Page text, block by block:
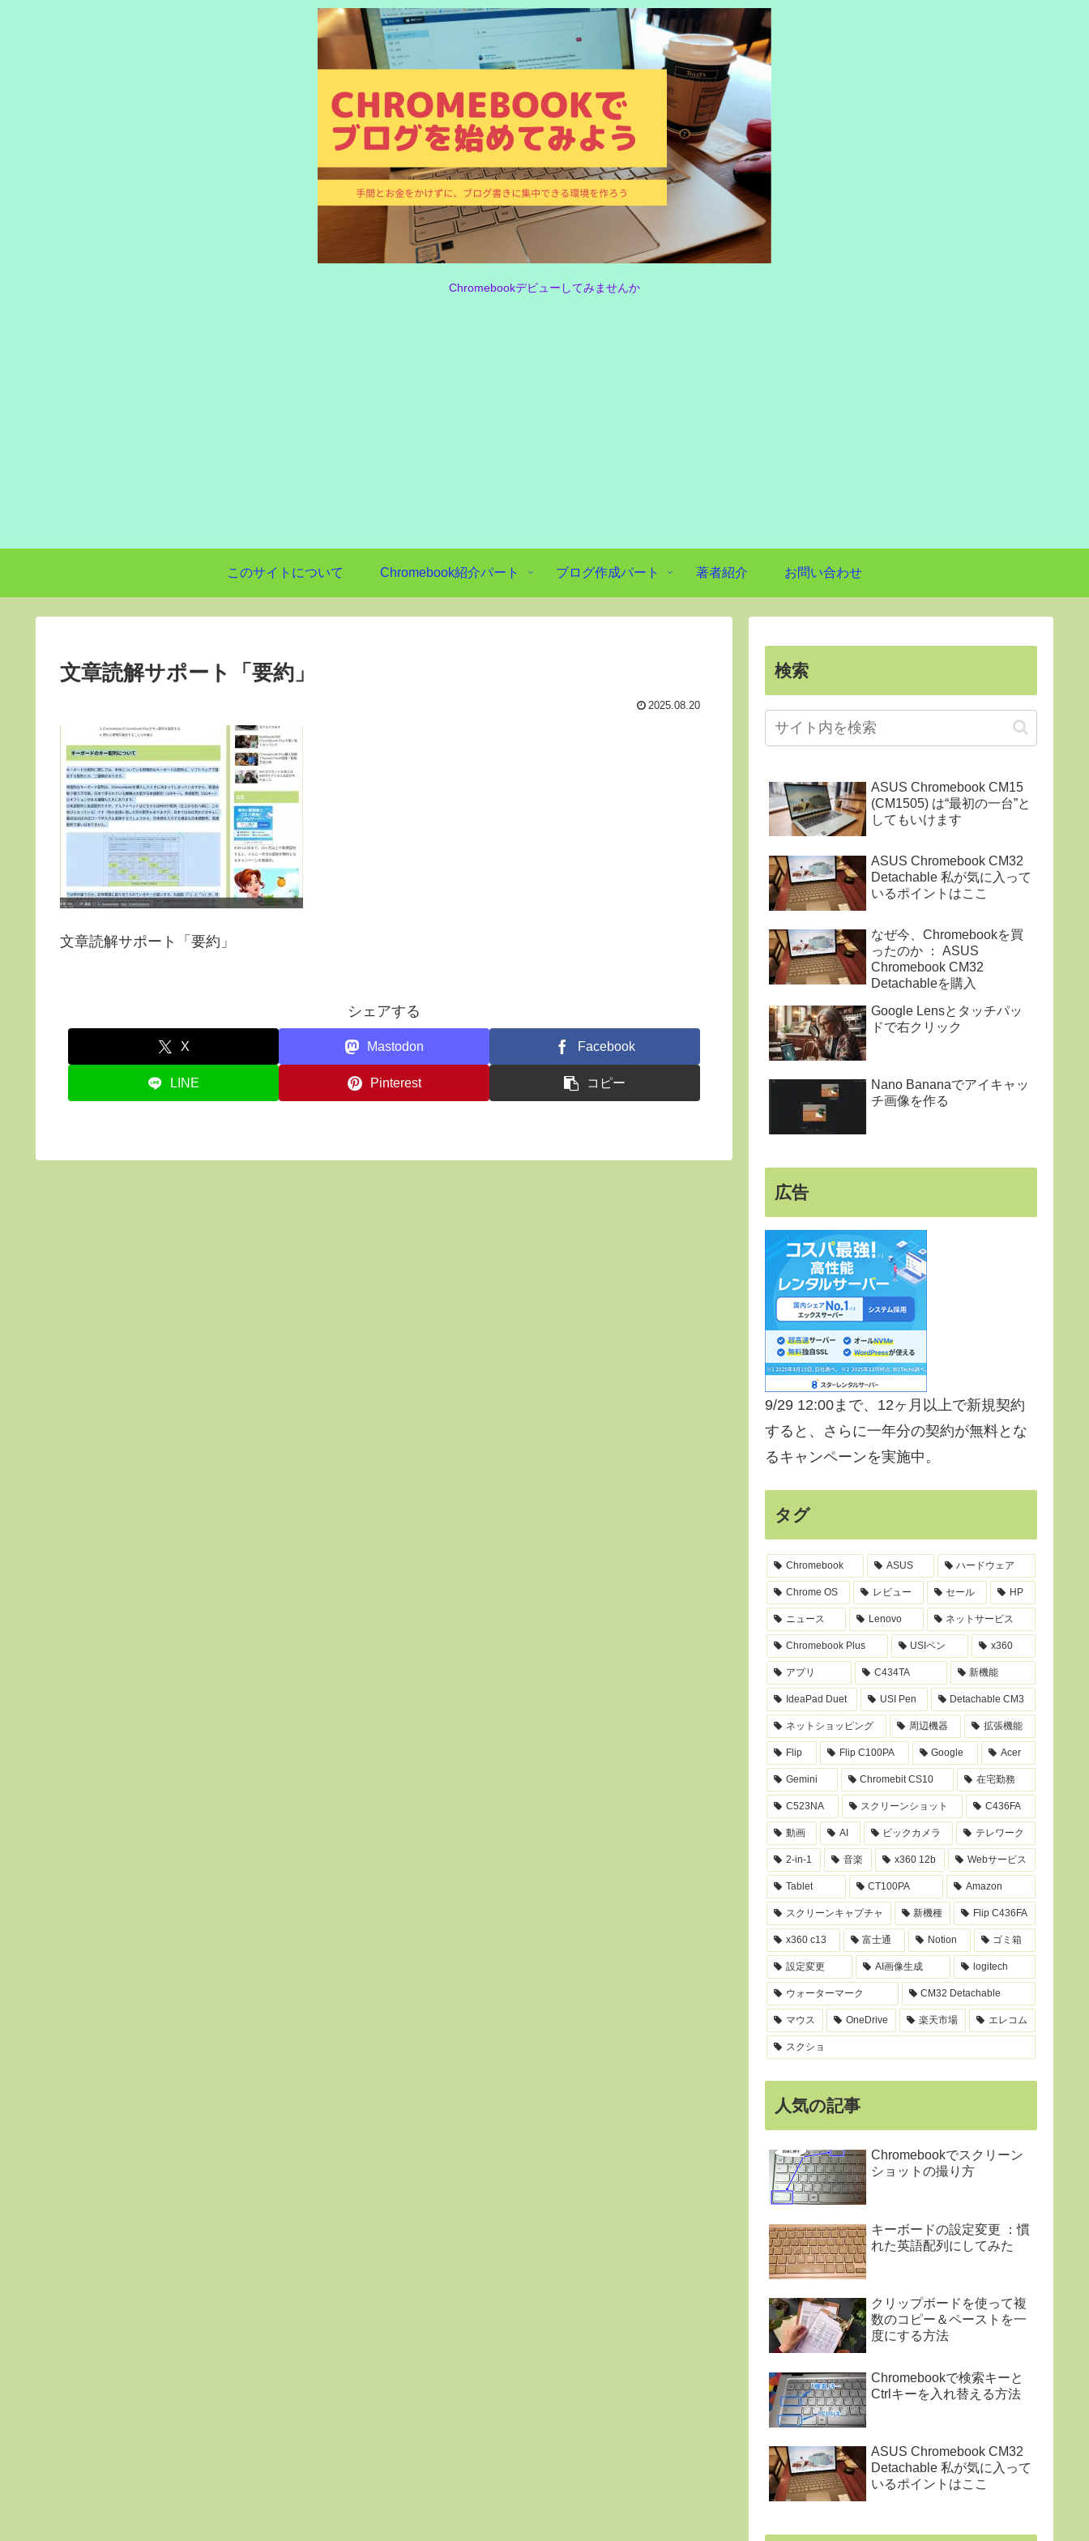
Chromebookデビューしてみませんか
このサイトについて Chromebook紹介パート ブログ作成パート 著者紹介 お問い合わせ
文章読解サポート「要約」
2025.08.20
文章読解サポート「要約」
シェアする
X Mastodon Facebook
LINE Pinterest コピー
検索
ASUS Chromebook CM15
(CM1505) は“最初の一台”と
してもいけます
ASUS Chromebook CM32
Detachable 私が気に入って
いるポイントはここ
なぜ今、Chromebookを買
ったのか ： ASUS
Chromebook CM32
Detachableを購入
Google Lensとタッチパッ
ドで右クリック
Nano Bananaでアイキャッ
チ画像を作る
広告
9/29 12:00まで、12ヶ月以上で新規契約
すると、さらに一年分の契約が無料とな
るキャンペーンを実施中。
タグ
Chromebook ASUS ハードウェア
Chrome OS レビュー セール HP
ニュース Lenovo ネットサービス
Chromebook Plus USIペン x360
アプリ C434TA 新機能
IdeaPad Duet USI Pen Detachable CM3
ネットショッピング 周辺機器 拡張機能
Flip Flip C100PA Google Acer
Gemini Chromebit CS10 在宅勤務
C523NA スクリーンショット C436FA
動画 AI ビックカメラ テレワーク
2-in-1 音楽 x360 12b Webサービス
Tablet CT100PA Amazon
スクリーンキャプチャ 新機種 Flip C436FA
x360 c13 富士通 Notion ゴミ箱
設定変更 AI画像生成 logitech
ウォーターマーク CM32 Detachable
マウス OneDrive 楽天市場 エレコム
スクショ
人気の記事
Chromebookでスクリーン
ショットの撮り方
キーボードの設定変更 ：慣
れた英語配列にしてみた
クリップボードを使って複
数のコピー＆ペーストを一
度にする方法
Chromebookで検索キーと
Ctrlキーを入れ替える方法
ASUS Chromebook CM32
Detachable 私が気に入って
いるポイントはここ